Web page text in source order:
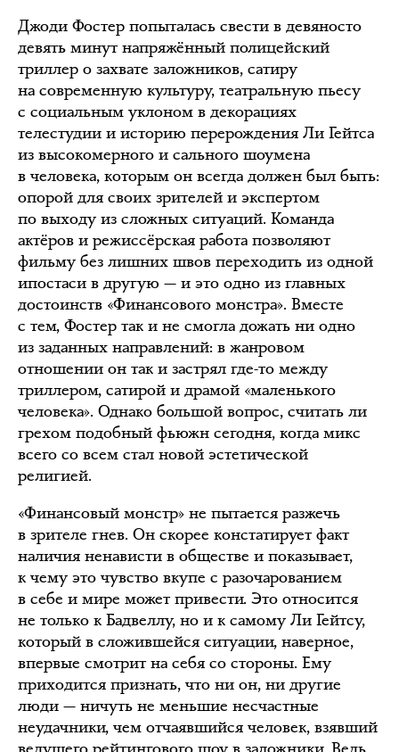
Джоди Фостер попыталась свести в девяносто
девять минут напряжённый полицейский
триллер о захвате заложников, сатиру
на современную культуру, театральную пьесу
с социальным уклоном в декорациях
телестудии и историю перерождения Ли Гейтса
из высокомерного и сального шоумена
в человека, которым он всегда должен был быть:
опорой для своих зрителей и экспертом
по выходу из сложных ситуаций. Команда
актёров и режиссёрская работа позволяют
фильму без лишних швов переходить из одной
ипостаси в другую — и это одно из главных
достоинств «Финансового монстра». Вместе
с тем, Фостер так и не смогла дожать ни одно
из заданных направлений: в жанровом
отношении он так и застрял где-то между
триллером, сатирой и драмой «маленького
человека». Однако большой вопрос, считать ли
грехом подобный фьюжн сегодня, когда микс
всего со всем стал новой эстетической
религией.
«Финансовый монстр» не пытается разжечь
в зрителе гнев. Он скорее констатирует факт
наличия ненависти в обществе и показывает,
к чему это чувство вкупе с разочарованием
в себе и мире может привести. Это относится
не только к Бадвеллу, но и к самому Ли Гейтсу,
который в сложившейся ситуации, наверное,
впервые смотрит на себя со стороны. Ему
приходится признать, что ни он, ни другие
люди — ничуть не меньшие несчастные
неудачники, чем отчаявшийся человек, взявший